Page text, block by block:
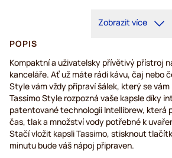
Zobrazit více
POPIS
Kompaktní a uživatelsky přívětivý přístroj
kanceláře. Ať už máte rádi kávu, čaj nebo
Style vám vždy připraví šálek, který se
Tassimo Style rozpozná vaše kapsle díky
patentované technologii Intellibrew, která
čas, tlak a množství vody potřebné k
Stačí vložit kapsli Tassimo, stisknout
minutu bude váš nápoj připraven.